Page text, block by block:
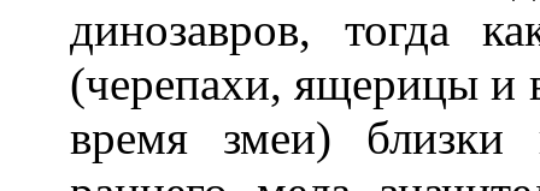
динозавров, тогда
(черепахи, ящерицы и
время змеи)